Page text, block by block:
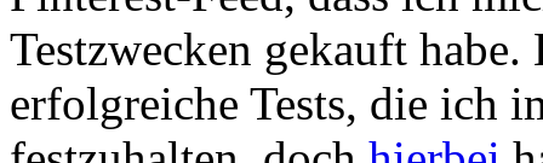
Testzwecken gekauft habe.
erfolgreiche Tests, die ich